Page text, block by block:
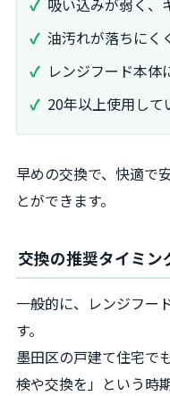
吸い込みが弱く、
油汚れが落ちにく
レンジフード本体
20年以上使用して
早めの交換で、快適で
とができます。
交換の推奨タイミン
一般的に、レンジフー
す。
墨田区の戸建て住宅で
検や交換を」という時